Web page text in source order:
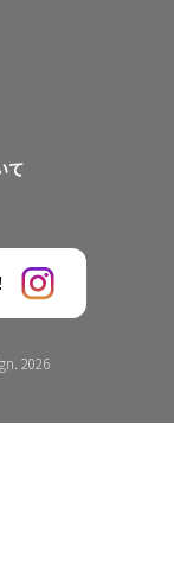
て
2026